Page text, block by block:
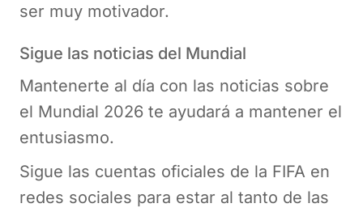
ser muy motivador.
Sigue las noticias del Mundial
Mantenerte al día con las noticias sobre
el Mundial 2026 te ayudará a mantener el
entusiasmo.
Sigue las cuentas oficiales de la FIFA en
redes sociales para estar al tanto de las